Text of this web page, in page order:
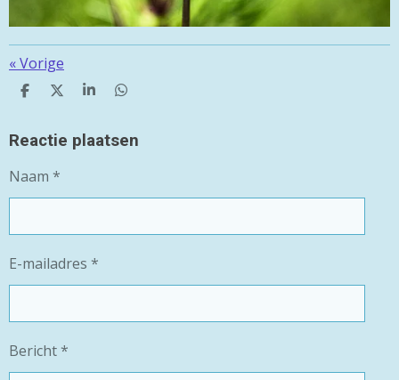
«Vorige
D
E
D
L
S
R
D
E
Reactie plaatsen
Naam *
E-mailadres *
Bericht *